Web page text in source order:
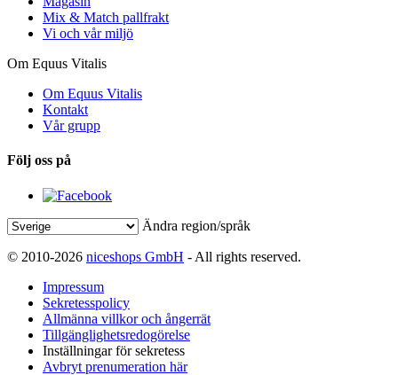
Mix & Match pallfrakt
Vi och vår miljö
Om Equus Vitalis
Om Equus Vitalis
Kontakt
Vår grupp
Följ oss på
Ändra region/språk
© 2010-2026 niceshops GmbH - All rights reserved.
Impressum
Sekretesspolicy
Allmänna villkor och ångerrät
Tillgänglighetsredogörelse
Inställningar för sekretess
Avbryt prenumeration här